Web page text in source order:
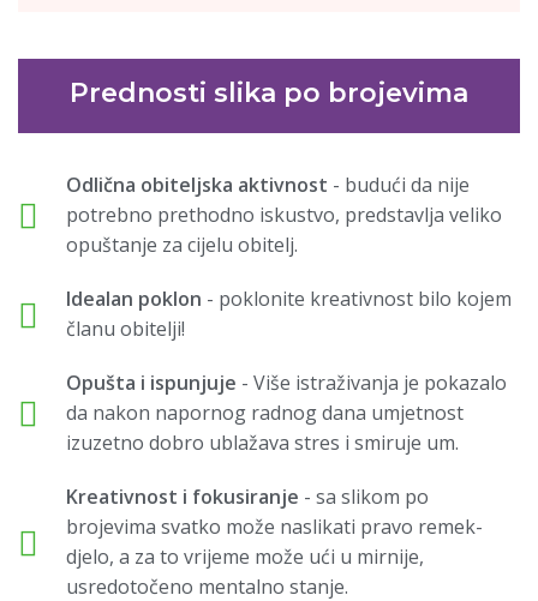
Prednosti slika po brojevima
Odlična obiteljska aktivnost - budući da nije
potrebno prethodno iskustvo, predstavlja veliko
opuštanje za cijelu obitelj.
Idealan poklon - poklonite kreativnost bilo kojem
članu obitelji!
Opušta i ispunjuje - Više istraživanja je pokazalo
da nakon napornog radnog dana umjetnost
izuzetno dobro ublažava stres i smiruje um.
Kreativnost i fokusiranje - sa slikom po
brojevima svatko može naslikati pravo remek-
djelo, a za to vrijeme može ući u mirnije,
usredotočeno mentalno stanje.